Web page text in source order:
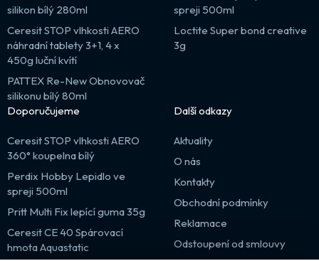
silikon bílý 280ml
Ceresit STOP vlhkosti AERO
náhradní tablety 3+1, 4 x
450g luční kvítí
PATTEX Re-New Obnovovač
silikonu bílý 80ml
spreji 500ml
Loctite Super bond creative
3g
Doporučujeme
Ceresit STOP vlhkosti AERO
360° koupelna bílý
Perdix Hobby Lepidlo ve
spreji 500ml
Pritt Multi Fix lepící guma 35g
Ceresit CE 40 Spárovací
hmota Aquastatic
Další odkazy
Aktuality
O nás
Kontakty
Obchodní podmínky
Reklamace
Odstoupení od smlouvy